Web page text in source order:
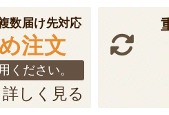
数届け先対応
注文
ください。
詳しく見る